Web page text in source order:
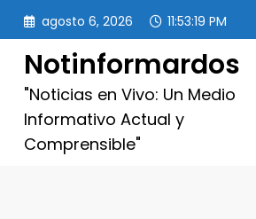
Saltar
contenido
agosto 6, 2026 11:53:21 PM
Notinformardos
"Noticias en Vivo: Un Medio
Informativo Actual y
Comprensible"